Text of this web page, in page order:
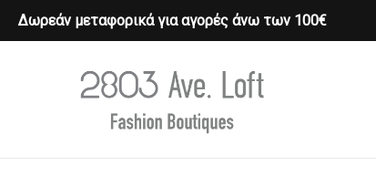
Δωρεάν μεταφορικά για αγορές άνω των 100€
or ESC to close
Cart